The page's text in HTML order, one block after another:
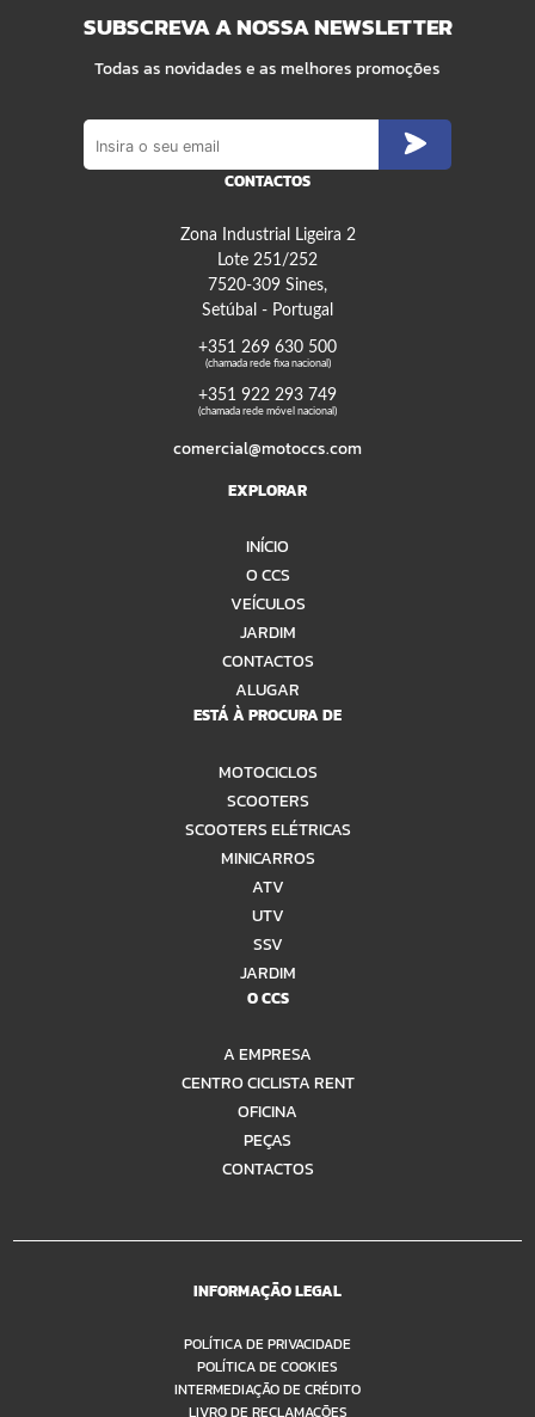
SUBSCREVA A NOSSA NEWSLETTER
Todas as novidades e as melhores promoções
CONTACTOS
Zona Industrial Ligeira 2
Lote 251/252
7520-309 Sines,
Setúbal - Portugal
+351 269 630 500
(chamada rede fixa nacional)
+351 922 293 749
(chamada rede móvel nacional)
comercial@motoccs.com
EXPLORAR
INÍCIO
O CCS
VEÍCULOS
JARDIM
CONTACTOS
ALUGAR
ESTÁ À PROCURA DE
MOTOCICLOS
SCOOTERS
SCOOTERS ELÉTRICAS
MINICARROS
ATV
UTV
SSV
JARDIM
O CCS
A EMPRESA
CENTRO CICLISTA RENT
OFICINA
PEÇAS
CONTACTOS
INFORMAÇÃO LEGAL
POLÍTICA DE PRIVACIDADE
POLÍTICA DE COOKIES
INTERMEDIAÇÃO DE CRÉDITO
LIVRO DE RECLAMAÇÕES